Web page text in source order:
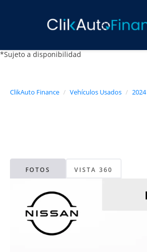
*Sujeto a disponibilidad
ClikAuto Finance Vehículos Usados 2024
FOTOS VISTA 360